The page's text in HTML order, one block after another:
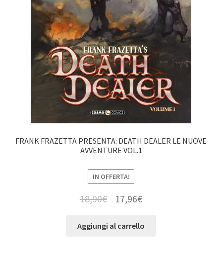
FRANK FRAZETTA PRESENTA: DEATH DEALER LE NUOVE
AVVENTURE VOL.1
IN OFFERTA!
18,90€ 17,96€
Aggiungi al carrello